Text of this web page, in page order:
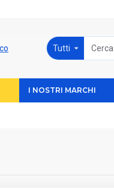
Tutti
I NOSTRI MARCHI